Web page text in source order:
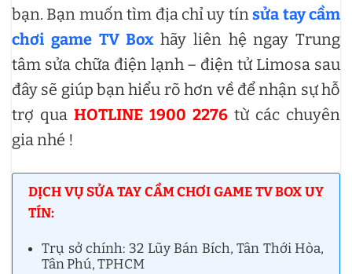
bạn. Bạn muốn tìm địa chỉ uy tínsửa tay cầm
chơi game TV Boxhãy liên hệ ngay Trung
tâm sửa chữa điện lạnh – điện tử Limosa sau
đây sẽ giúp bạn hiểu rõ hơn về để nhận sự hỗ
trợ qua HOTLINE 1900 2276 từ các chuyên
gia nhé !
DỊCH VỤ SỬA TAY CẦM CHƠI GAME TV BOX UY
TÍN:
Trụ sở chính: 32 Lũy Bán Bích, Tân Thới Hòa,
Tân Phú, TPHCM